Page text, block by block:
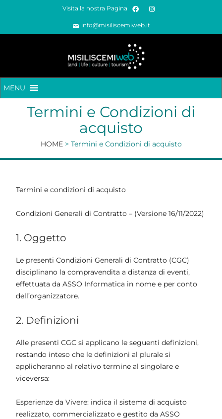
Visita la nostra Pagina
info@misiliscemiweb.it
MENU
Termini e Condizioni di
acquisto
HOME> Termini e Condizioni di acquisto
Termini e condizioni di acquisto
Condizioni Generali di Contratto – (Versione 16/11/2022)
1. Oggetto
Le presenti Condizioni Generali di Contratto (CGC)
disciplinano la compravendita a distanza di eventi,
effettuata da ASSO Informatica in nome e per conto
dell’organizzatore.
2. Definizioni
Alle presenti CGC si applicano le seguenti definizioni,
restando inteso che le definizioni al plurale si
applicheranno al relativo termine al singolare e
viceversa:
Esperienze da Vivere: indica il sistema di acquisto
realizzato, commercializzato e gestito da ASSO